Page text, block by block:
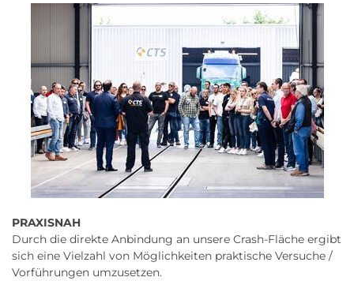
PRAXISNAH
Durch die direkte Anbindung an unsere Crash-Fläche ergibt
sich eine Vielzahl von Möglichkeiten praktische Versuche /
Vorführungen umzusetzen.